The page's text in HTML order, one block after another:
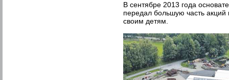
В сентябре 2013 года
передал большую часть
своим детям.